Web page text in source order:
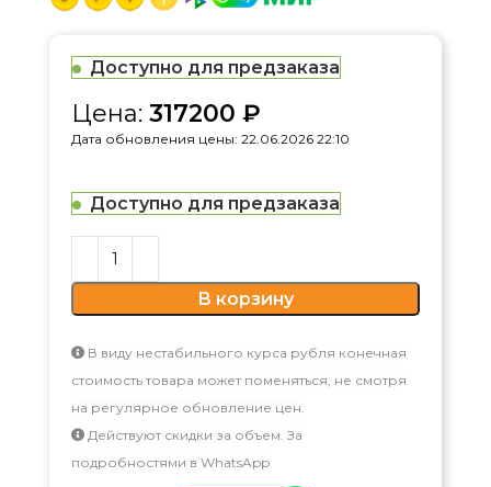
Доступно для предзаказа
Цена: 317200 ₽
Дата обновления цены: 22.06.2026 22:10
Доступно для предзаказа
В корзину
В виду нестабильного курса рубля конечная
стоимость товара может поменяться, не смотря
на регулярное обновление цен.
Действуют скидки за объем. За
подробностями в WhatsApp